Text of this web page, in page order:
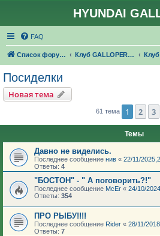
HYUNDAI
FAQ
Список форумов Клуб GALLOPER.RU
Посиделки
Новая тема
61 тема 1 2 3
Темы
Давно не виделись.
Последнее сообщение нив « 22/11/
Ответы: 4
"БОСТОН" - " А поговорить?!"
Последнее сообщение McEr « 24/10/
Ответы: 354
ПРО РЫБУ!!!!
Последнее сообщение Rider « 28/11/
Ответы: 7